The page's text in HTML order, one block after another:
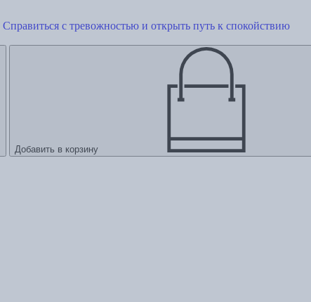
с тревожностью и открыть путь к спокойствию
Добавить в корзину